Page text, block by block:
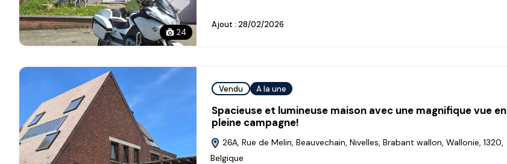
24
Ajout : 28/02/2026
Vendu A la une
Spacieuse et lumineuse maison avec une magnifique vue en
pleine campagne!
26A, Rue de Melin, Beauvechain, Nivelles, Brabant wallon, Wallonie, 1320,
Belgique